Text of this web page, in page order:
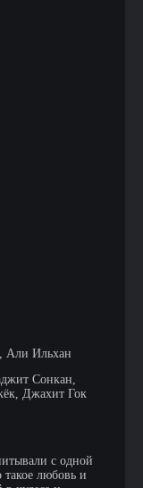
Али Ильхан
Сонкан,
Джахит Гок
с одной
любовь и